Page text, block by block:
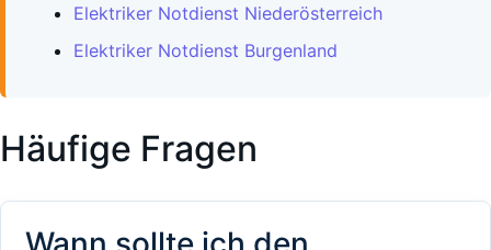
Elektriker Notdienst Niederösterreich
Elektriker Notdienst Burgenland
Häufige Fragen